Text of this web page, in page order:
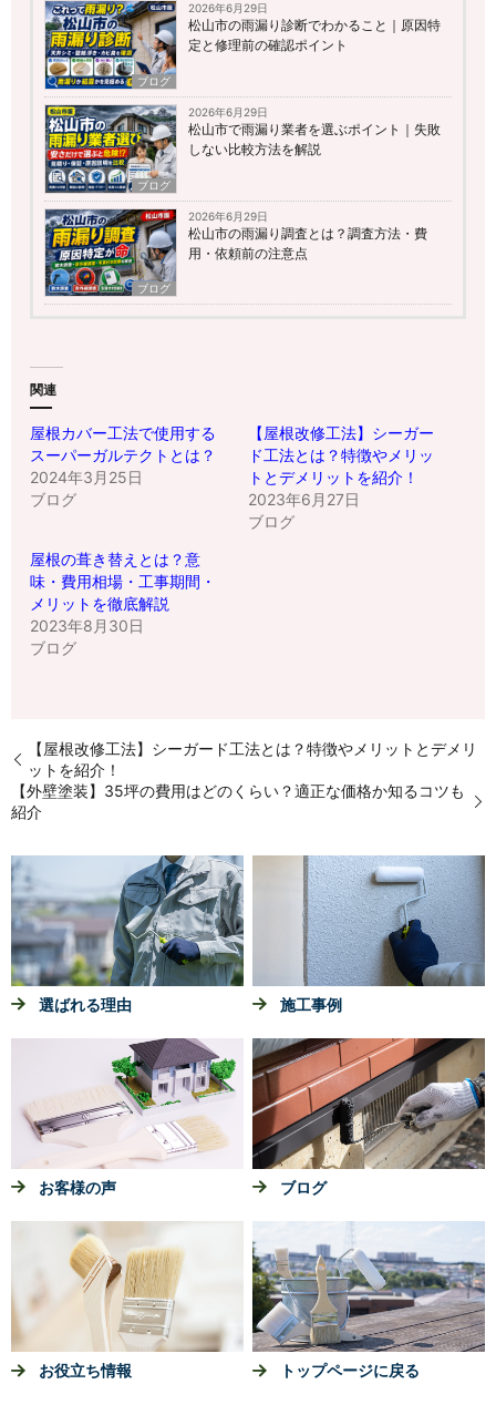
ブログ
2026年6月29日
松山市の雨漏り診断でわかること｜原因特
定と修理前の確認ポイント
ブログ
2026年6月29日
松山市で雨漏り業者を選ぶポイント｜失敗
しない比較方法を解説
ブログ
2026年6月29日
松山市の雨漏り調査とは？調査方法・費
用・依頼前の注意点
関連
屋根カバー工法で使用する
スーパーガルテクトとは？
2024年3月25日
ブログ
【屋根改修工法】シーガー
ド工法とは？特徴やメリッ
トとデメリットを紹介！
2023年6月27日
ブログ
屋根の葺き替えとは？意
味・費用相場・工事期間・
メリットを徹底解説
2023年8月30日
ブログ
【屋根改修工法】シーガード工法とは？特徴やメリットとデメリ
ットを紹介！
【外壁塗装】35坪の費用はどのくらい？適正な価格か知るコツも
紹介
選ばれる理由 施工事例
お客様の声 ブログ
お役立ち情報 トップページに戻る